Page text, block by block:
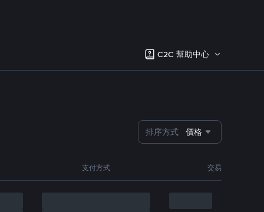
C2C 幫助中心
排序方式 價格
支付方式 交易